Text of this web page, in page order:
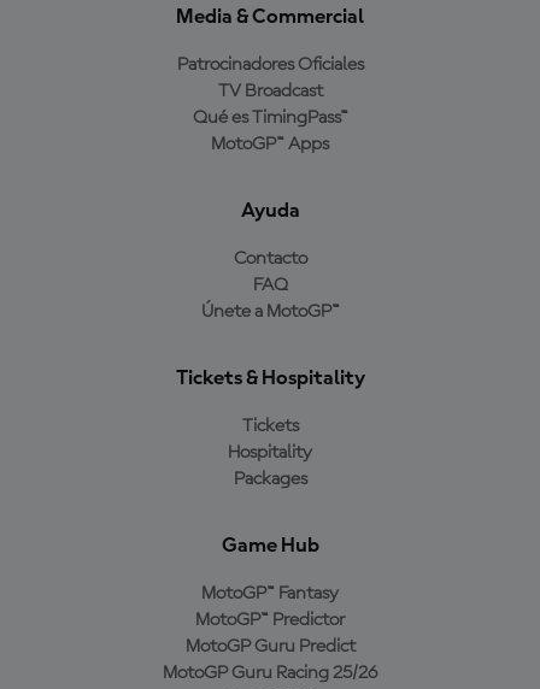
Media & Commercial
Patrocinadores Oficiales
TV Broadcast
Qué es TimingPass™
MotoGP™ Apps
Ayuda
Contacto
FAQ
Únete a MotoGP™
Tickets & Hospitality
Tickets
Hospitality
Packages
Game Hub
MotoGP™ Fantasy
MotoGP™ Predictor
MotoGP Guru Predict
MotoGP Guru Racing 25/26